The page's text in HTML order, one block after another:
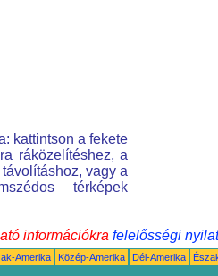
kattintson a fekete
ráközelítéshez, a
vagy a
térképek
információkra felelősségi
Amerika Közép-Amerika Dél-Amerika